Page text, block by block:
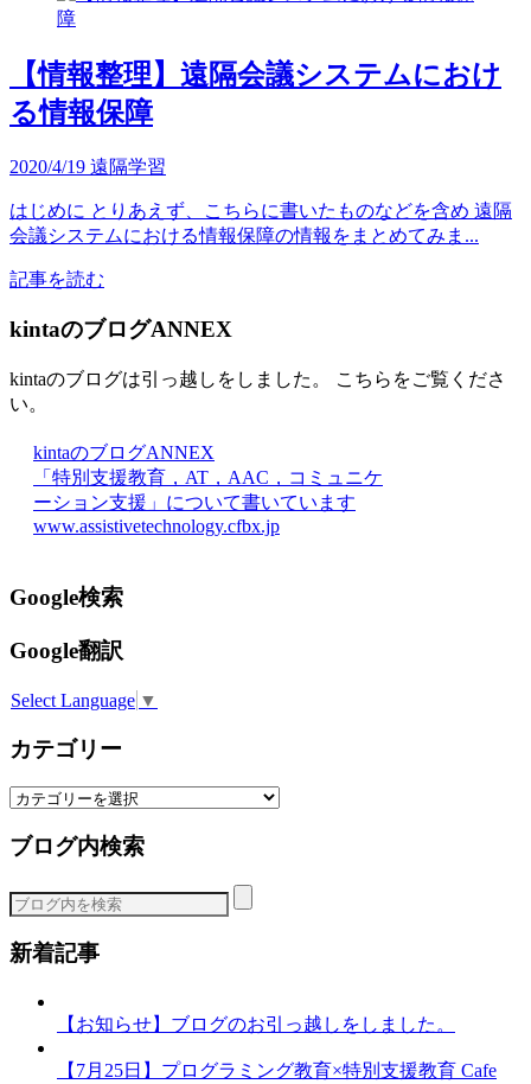
【情報整理】遠隔会議システムにおけ
る情報保障
2020/4/19 遠隔学習
はじめに とりあえず、こちらに書いたものなどを含め 遠隔
会議システムにおける情報保障の情報をまとめてみま...
記事を読む
kintaのブログANNEX
kintaのブログは引っ越しをしました。 こちらをご覧くださ
い。
kintaのブログANNEX
「特別支援教育，AT，AAC，コミュニケ
ーション支援」について書いています
www.assistivetechnology.cfbx.jp
Google検索
Google翻訳
Select Language ▼
カテゴリー
カ
ゴ
ー
ブログ内検索
新着記事
【お知らせ】ブログのお引っ越しをしました。
【7月25日】プログラミング教育×特別支援教育 Cafe